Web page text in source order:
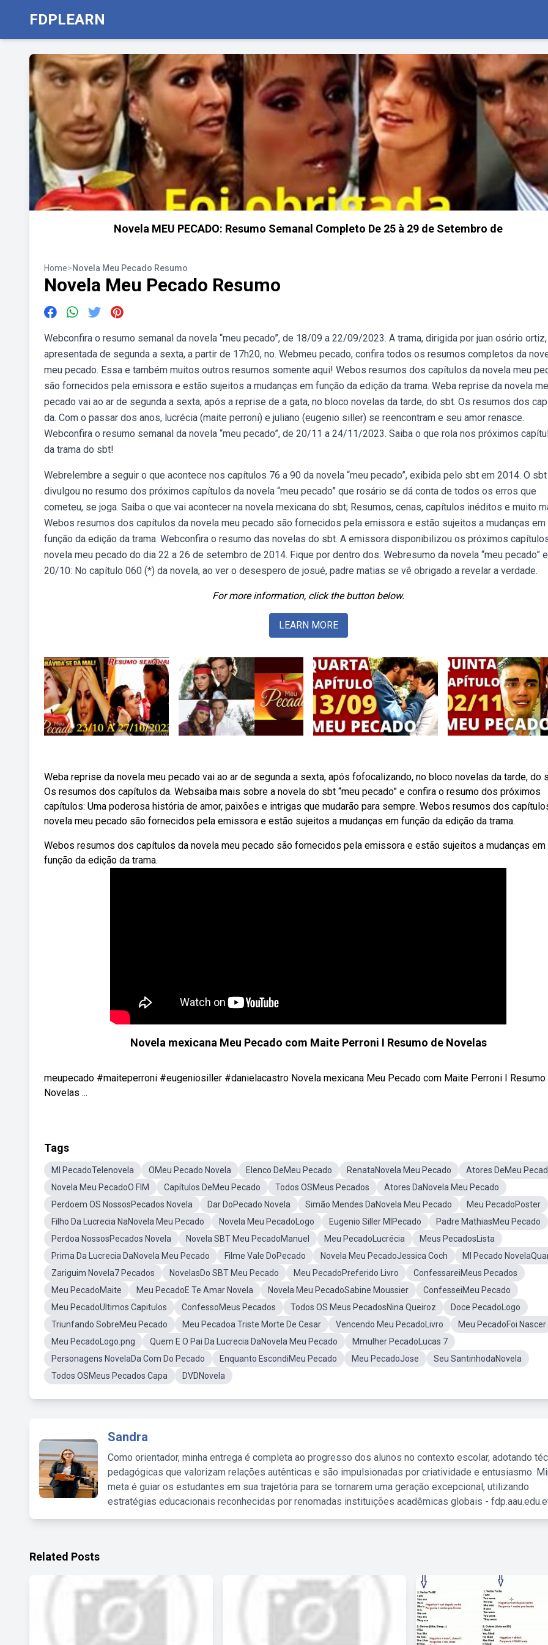
FDPLEARN
Novela MEU PECADO: Resumo Semanal Completo De 25 à 29 de Setembro de
Home>Novela Meu Pecado Resumo
Novela Meu Pecado Resumo
Webconfira o resumo semanal da novela “meu pecado”, de 18/09 a 22/09/2023. A trama, dirigida por juan osório
apresentada de segunda a sexta, a partir de 17h20, no. Webmeu pecado, confira todos os resumos completos da
meu pecado. Essa e também muitos outros resumos somente aqui! Webos resumos dos capítulos da novela meu
são fornecidos pela emissora e estão sujeitos a mudanças em função da edição da trama. Weba reprise da novela
pecado vai ao ar de segunda a sexta, após a reprise de a gata, no bloco novelas da tarde, do sbt. Os resumos dos
da. Com o passar dos anos, lucrécia (maite perroni) e juliano (eugenio siller) se reencontram e seu amor renasce.
Webconfira o resumo semanal da novela “meu pecado”, de 20/11 a 24/11/2023. Saiba o que rola nos próximos
da trama do sbt!
Webrelembre a seguir o que acontece nos capítulos 76 a 90 da novela “meu pecado”, exibida pelo sbt em 2014. O sbt
divulgou no resumo dos próximos capítulos da novela “meu pecado” que rosário se dá conta de todos os erros que
cometeu, se joga. Saiba o que vai acontecer na novela mexicana do sbt; Resumos, cenas, capítulos inéditos e muito
Webos resumos dos capítulos da novela meu pecado são fornecidos pela emissora e estão sujeitos a mudanças em
função da edição da trama. Webconfira o resumo das novelas do sbt. A emissora disponibilizou os próximos
novela meu pecado do dia 22 a 26 de setembro de 2014. Fique por dentro dos. Webresumo da novela “meu pecado”
20/10: No capítulo 060 (*) da novela, ao ver o desespero de josué, padre matias se vê obrigado a revelar a verdade.
For more information, click the button below.
LEARN MORE
Weba reprise da novela meu pecado vai ao ar de segunda a sexta, após fofocalizando, no bloco novelas da tarde, do
Os resumos dos capítulos da. Websaiba mais sobre a novela do sbt “meu pecado” e confira o resumo dos próximos
capítulos: Uma poderosa história de amor, paixões e intrigas que mudarão para sempre. Webos resumos dos
novela meu pecado são fornecidos pela emissora e estão sujeitos a mudanças em função da edição da trama.
Webos resumos dos capítulos da novela meu pecado são fornecidos pela emissora e estão sujeitos a mudanças em
função da edição da trama.
Novela mexicana Meu Pecado com Maite Perroni I Resumo de Novelas
meupecado #maiteperroni #eugeniosiller #danielacastro Novela mexicana Meu Pecado com Maite Perroni I Resumo
Novelas ...
Tags
MI PecadoTelenovela OMeu Pecado Novela Elenco DeMeu Pecado RenataNovela Meu Pecado
Atores DeMeu
Novela Meu PecadoO FIM
Capítulos DeMeu Pecado Todos OSMeus Pecados
Atores DaNovela Meu Pecado
Perdoem OS NossosPecados Novela
Dar DoPecado Novela Simão Mendes DaNovela Meu Pecado
Meu PecadoPoster
Filho Da Lucrecia NaNovela Meu Pecado
Novela Meu PecadoLogo Eugenio Siller MIPecado
Padre MathiasMeu Pecado
Perdoa NossosPecados Novela
Novela SBT Meu PecadoManuel Meu PecadoLucrécia
Meus PecadosLista
Prima Da Lucrecia DaNovela Meu Pecado
Filme Vale DoPecado Novela Meu PecadoJessica Coch
MI Pecado
Zariguim Novela7 Pecados
NovelasDo SBT Meu Pecado Meu PecadoPreferido Livro
ConfessareiMeus Pecados
Meu PecadoMaite
Meu PecadoE Te Amar Novela Novela Meu PecadoSabine Moussier
ConfesseiMeu Pecado
Meu PecadoUltimos Capitulos
ConfessoMeus Pecados Todos OS Meus PecadosNina Queiroz
Doce PecadoLogo
Triunfando SobreMeu Pecado
Meu Pecadoa Triste Morte De Cesar Vencendo Meu PecadoLivro
Meu PecadoFoi Nascer
Meu PecadoLogo.png
Quem E O Pai Da Lucrecia DaNovela Meu Pecado
Mmulher PecadoLucas 7
Personagens NovelaDa Com Do Pecado
Enquanto EscondiMeu Pecado Meu PecadoJose
Seu SantinhodaNovela
Todos OSMeus Pecados Capa
DVDNovela
Sandra
Como orientador, minha entrega é completa ao progresso dos alunos no contexto escolar, adotando
pedagógicas que valorizam relações autênticas e são impulsionadas por criatividade e entusiasmo.
meta é guiar os estudantes em sua trajetória para se tornarem uma geração excepcional, utilizando
estratégias educacionais reconhecidas por renomadas instituições acadêmicas globais -
Related Posts